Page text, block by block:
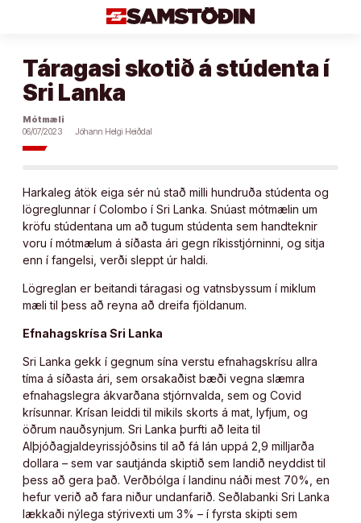
Táragasi skotið á stúdenta í
Sri Lanka
Mótmæli
06/07/2023
Jóhann Helgi Heiðdal
Harkaleg átök eiga sér nú stað milli hundruða stúdenta og
lögreglunnar í Colombo í Sri Lanka. Snúast mótmælin um
kröfu stúdentana um að tugum stúdenta sem handteknir
voru í mótmælum á síðasta ári gegn ríkisstjórninni, og sitja
enn í fangelsi, verði sleppt úr haldi.
Lögreglan er beitandi táragasi og vatnsbyssum í miklum
mæli til þess að reyna að dreifa fjöldanum.
Efnahagskrísa Sri Lanka
Sri Lanka gekk í gegnum sína verstu efnahagskrísu allra
tíma á síðasta ári, sem orsakaðist bæði vegna slæmra
efnahagslegra ákvarðana stjórnvalda, sem og Covid
krísunnar. Krísan leiddi til mikils skorts á mat, lyfjum, og
öðrum nauðsynjum. Sri Lanka þurfti að leita til
Alþjóðagjaldeyrissjóðsins til að fá lán uppá 2,9 milljarða
dollara – sem var sautjánda skiptið sem landið neyddist til
þess að gera það. Verðbólga í landinu náði mest 70%, en
hefur verið að fara niður undanfarið. Seðlabanki Sri Lanka
lækkaði nýlega stýrivexti um 3% – í fyrsta skipti sem